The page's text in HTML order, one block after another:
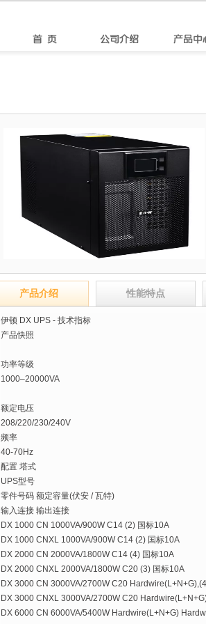
产品介绍 性能特点
伊顿 DX UPS - 技术指标
产品快照
功率等级
1000–20000VA
额定电压
208/220/230/240V
频率
40-70Hz
配置 塔式
UPS型号
零件号码 额定容量(伏安 / 瓦特)
输入连接 输出连接
DX 1000 CN 1000VA/900W C14 (2) 国标10A
DX 1000 CNXL 1000VA/900W C14 (2) 国标10A
DX 2000 CN 2000VA/1800W C14 (4) 国标10A
DX 2000 CNXL 2000VA/1800W C20 (3) 国标10A
DX 3000 CN 3000VA/2700W C20
DX 3000 CNXL 3000VA/2700W C20
DX 6000 CN 6000VA/5400W Hardwire(L+N+G)